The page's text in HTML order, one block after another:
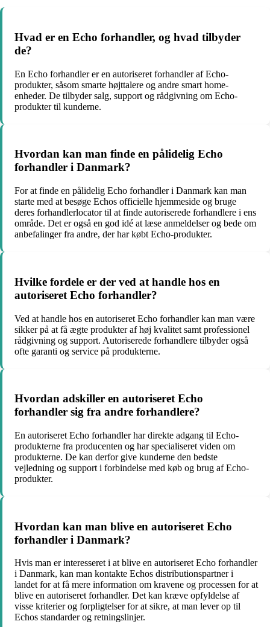
Hvad er en Echo forhandler, og hvad tilbyder
de?
En Echo forhandler er en autoriseret forhandler af Echo-
produkter, såsom smarte højttalere og andre smart home-
enheder. De tilbyder salg, support og rådgivning om Echo-
produkter til kunderne.
Hvordan kan man finde en pålidelig Echo
forhandler i Danmark?
For at finde en pålidelig Echo forhandler i Danmark kan man
starte med at besøge Echos officielle hjemmeside og bruge
deres forhandlerlocator til at finde autoriserede forhandlere i ens
område. Det er også en god idé at læse anmeldelser og bede om
anbefalinger fra andre, der har købt Echo-produkter.
Hvilke fordele er der ved at handle hos en
autoriseret Echo forhandler?
Ved at handle hos en autoriseret Echo forhandler kan man være
sikker på at få ægte produkter af høj kvalitet samt professionel
rådgivning og support. Autoriserede forhandlere tilbyder også
ofte garanti og service på produkterne.
Hvordan adskiller en autoriseret Echo
forhandler sig fra andre forhandlere?
En autoriseret Echo forhandler har direkte adgang til Echo-
produkterne fra producenten og har specialiseret viden om
produkterne. De kan derfor give kunderne den bedste
vejledning og support i forbindelse med køb og brug af Echo-
produkter.
Hvordan kan man blive en autoriseret Echo
forhandler i Danmark?
Hvis man er interesseret i at blive en autoriseret Echo forhandler
i Danmark, kan man kontakte Echos distributionspartner i
landet for at få mere information om kravene og processen for at
blive en autoriseret forhandler. Det kan kræve opfyldelse af
visse kriterier og forpligtelser for at sikre, at man lever op til
Echos standarder og retningslinjer.